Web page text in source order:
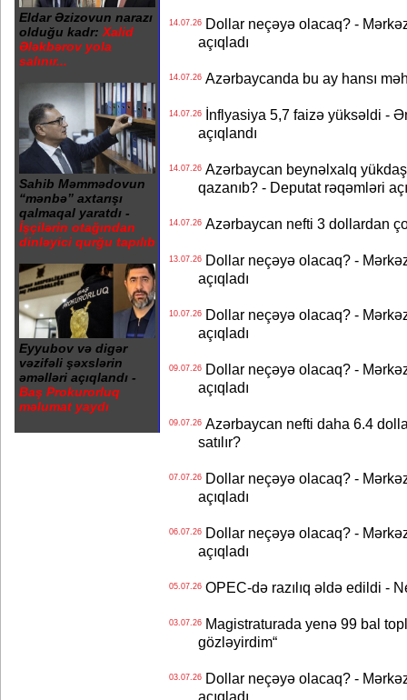
Eldar Əzizovun narazı
olduğu kadr: Xalid
Ələkbərov yola
salınır...
Sahib Məmmədovun
“mənbə” axtarışı
qalmaqal yaratdı -
İşçilərin otağından
dinləyici qurğu tapılıb
Eyyubov və digər
vəzifəli şəxslərin
əməlləri açıqlandı -
Baş Prokurorluq
məlumat yaydı
14.07.26Dollar neçəyə olacaq? -
açıqladı
14.07.26Azərbaycanda bu ay hansı
14.07.26İnflyasiya 5,7 faizə yüksəldi -
açıqlandı
14.07.26Azərbaycan beynəlxalq
qazanıb? - Deputat rəqəmləri
14.07.26Azərbaycan nefti 3 dollardan
13.07.26Dollar neçəyə olacaq? -
açıqladı
10.07.26Dollar neçəyə olacaq? -
açıqladı
09.07.26Dollar neçəyə olacaq? -
açıqladı
09.07.26Azərbaycan nefti daha 6.4
satılır?
07.07.26Dollar neçəyə olacaq? -
açıqladı
06.07.26Dollar neçəyə olacaq? -
açıqladı
05.07.26OPEC-də razılıq əldə edildi -
03.07.26Magistraturada yenə 99 bal
gözləyirdim“
03.07.26Dollar neçəyə olacaq? -
açıqladı